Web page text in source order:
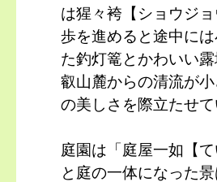
は猩々袴【ショウジ
歩を進めると途中に
た釣灯篭とかわいい
叡山麓からの清流が
の美しさを際立たせて
庭園は「庭屋一如【
と庭の一体になった